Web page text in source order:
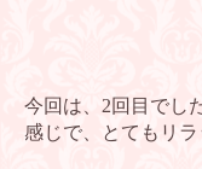
今回は、2回目でし
感じで、とても リ